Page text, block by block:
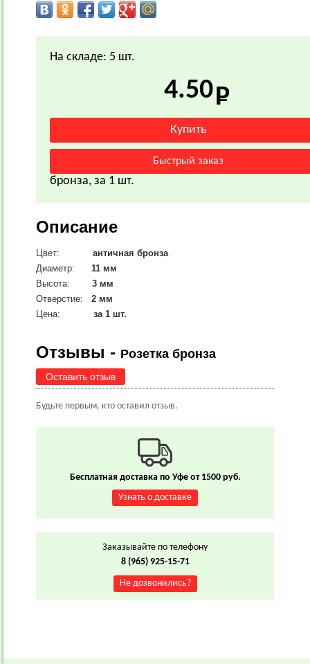
На складе: 5 шт.
4.50
бронза, за 1 шт.
Описание
Цвет: античная бронза
Диаметр: 11 мм
Высота: 3 мм
Отверстие: 2 мм
Цена:
за 1 шт.
Отзывы - Розетка бронза
Оставить отзыв
Будьте первым, кто оставил отзыв.
Бесплатная доставка по Уфе от 1500 руб.
Узнать о доставке
Заказывайте по телефону
8 (965) 925-15-71
Не дозвонились?